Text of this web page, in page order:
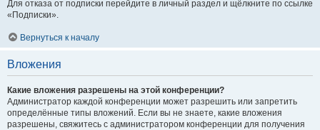
Для отказа от подписки перейдите в личный раздел и щёлкните по ссылке
«Подписки».
Вернуться к началу
Вложения
Какие вложения разрешены на этой конференции?
Администратор каждой конференции может разрешить или запретить
определённые типы вложений. Если вы не знаете, какие вложения
разрешены, свяжитесь с администратором конференции для получения